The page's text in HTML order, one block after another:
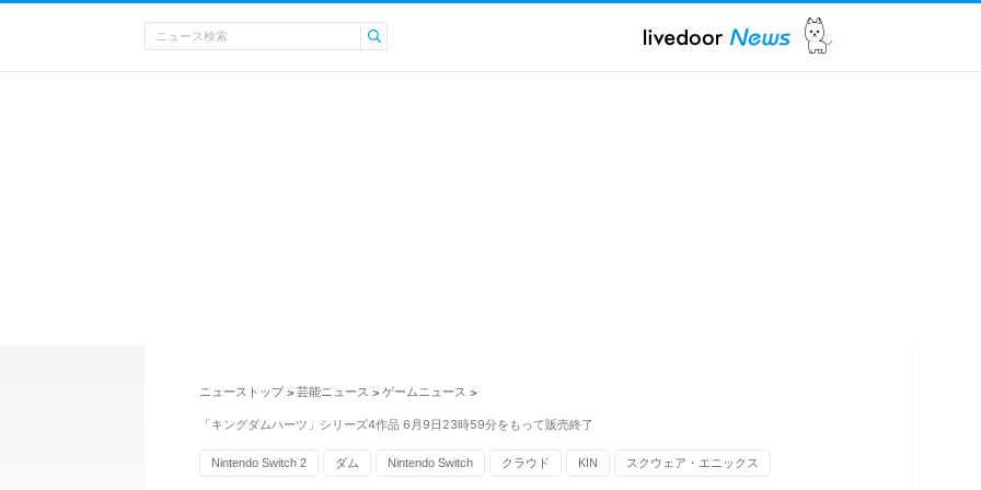
ニューストップ > 芸能ニュース > ゲームニュース >
「キングダムハーツ」シリーズ4作品 6月9日23時59分をもって販売終了
Nintendo Switch 2 ダム Nintendo Switch クラウド KIN スクウェア・エニックス